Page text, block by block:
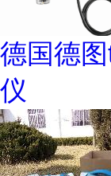
德国德
仪